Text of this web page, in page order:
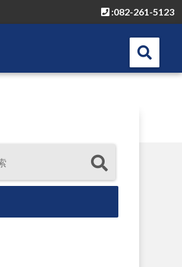
:082-261-5123